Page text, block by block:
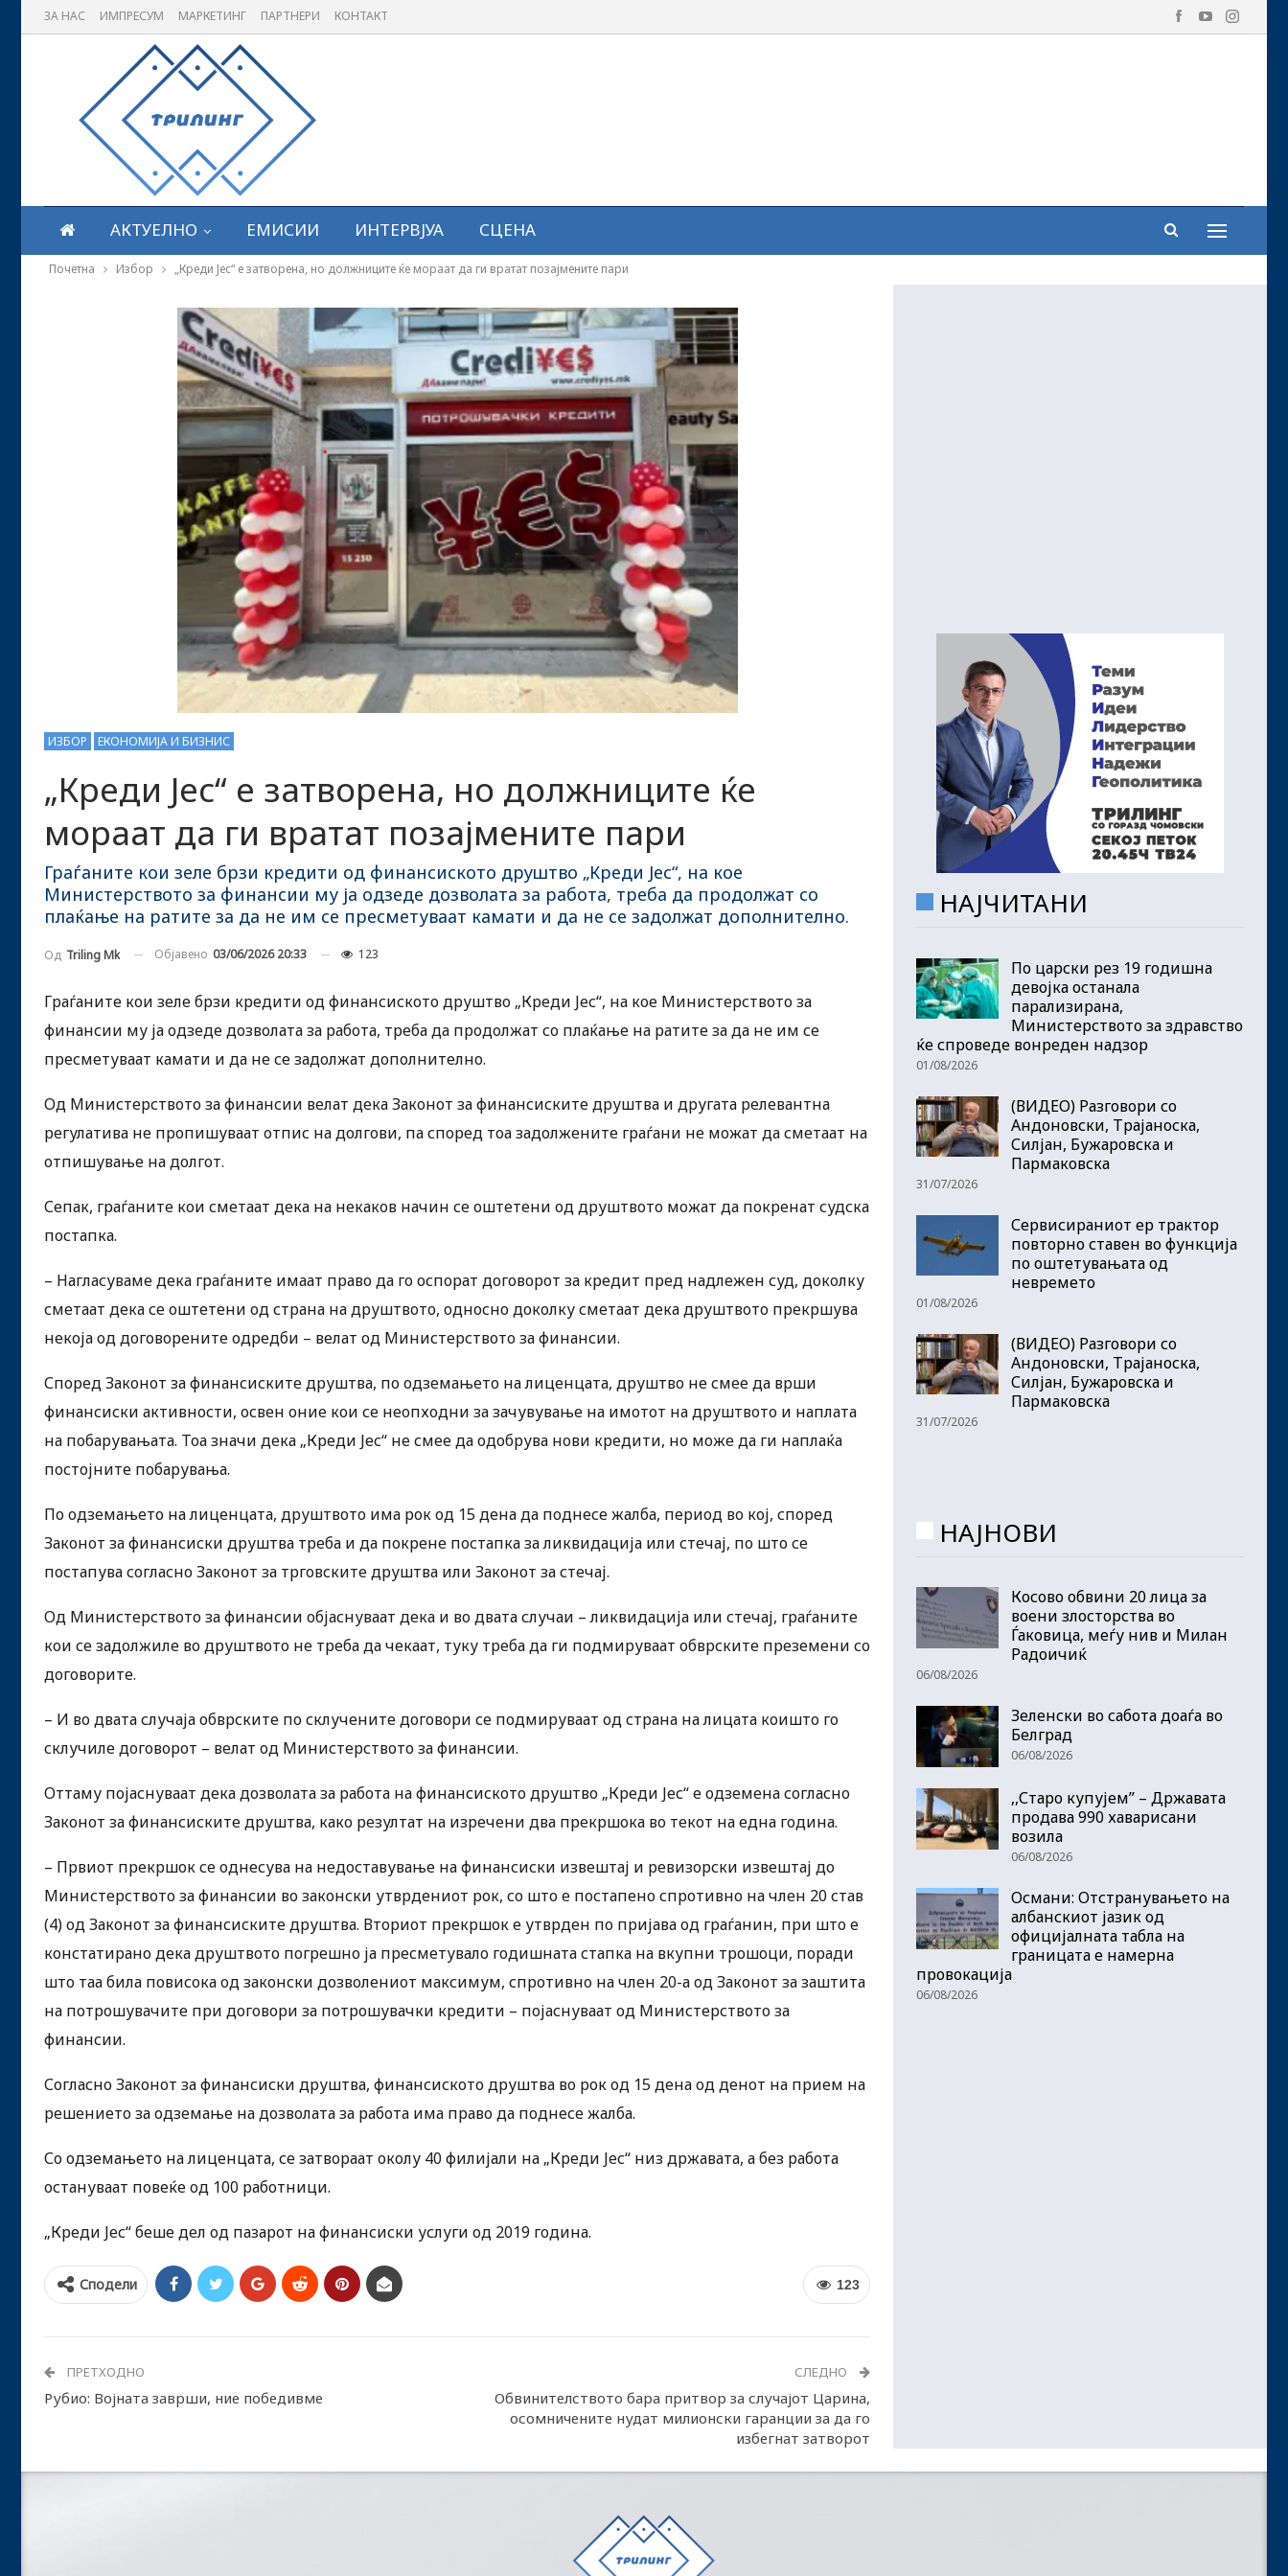
ЗА НАС ИМПРЕСУМ МАРКЕТИНГ ПАРТНЕРИ КОНТАКТ
АКТУЕЛНО ЕМИСИИ ИНТЕРВЈУА СЦЕНА
Почетна Избор „Креди Јес“ е затворена, но должниците ќе мораат да ги вратат позајмените пари
ИЗБОР ЕКОНОМИЈА И БИЗНИС
„Креди Јес“ е затворена, но должниците ќе
мораат да ги вратат позајмените пари
Граѓаните кои зеле брзи кредити од финансиското друштво „Креди Јес“, на кое
Министерството за финансии му ја одзеде дозволата за работа, треба да продолжат со
плаќање на ратите за да не им се пресметуваат камати и да не се задолжат дополнително.
Од Triling Mk Објавено 03/06/2026 20:33 123
Граѓаните кои зеле брзи кредити од финансиското друштво „Креди Јес“, на кое Министерството за
финансии му ја одзеде дозволата за работа, треба да продолжат со плаќање на ратите за да не им се
пресметуваат камати и да не се задолжат дополнително.
Од Министерството за финансии велат дека Законот за финансиските друштва и другата релевантна
регулатива не пропишуваат отпис на долгови, па според тоа задолжените граѓани не можат да сметаат на
отпишување на долгот.
Сепак, граѓаните кои сметаат дека на некаков начин се оштетени од друштвото можат да покренат судска
постапка.
– Нагласуваме дека граѓаните имаат право да го оспорат договорот за кредит пред надлежен суд, доколку
сметаат дека се оштетени од страна на друштвото, односно доколку сметаат дека друштвото прекршува
некоја од договорените одредби – велат од Министерството за финансии.
Според Законот за финансиските друштва, по одземањето на лиценцата, друштво не смее да врши
финансиски активности, освен оние кои се неопходни за зачувување на имотот на друштвото и наплата
на побарувањата. Тоа значи дека „Креди Јес“ не смее да одобрува нови кредити, но може да ги наплаќа
постојните побарувања.
По одземањето на лиценцата, друштвото има рок од 15 дена да поднесе жалба, период во кој, според
Законот за финансиски друштва треба и да покрене постапка за ликвидација или стечај, по што се
постапува согласно Законот за трговските друштва или Законот за стечај.
Од Министерството за финансии објаснуваат дека и во двата случаи – ликвидација или стечај, граѓаните
кои се задолжиле во друштвото не треба да чекаат, туку треба да ги подмируваат обврските преземени со
договорите.
– И во двата случаја обврските по склучените договори се подмируваат од страна на лицата коишто го
склучиле договорот – велат од Министерството за финансии.
Оттаму појаснуваат дека дозволата за работа на финансиското друштво „Креди Јес“ е одземена согласно
Законот за финансиските друштва, како резултат на изречени два прекршока во текот на една година.
– Првиот прекршок се однесува на недоставување на финансиски извештај и ревизорски извештај до
Министерството за финансии во законски утврдениот рок, со што е постапено спротивно на член 20 став
(4) од Законот за финансиските друштва. Вториот прекршок е утврден по пријава од граѓанин, при што е
констатирано дека друштвото погрешно ја пресметувало годишната стапка на вкупни трошоци, поради
што таа била повисока од законски дозволениот максимум, спротивно на член 20-а од Законот за заштита
на потрошувачите при договори за потрошувачки кредити – појаснуваат од Министерството за
финансии.
Согласно Законот за финансиски друштва, финансиското друштва во рок од 15 дена од денот на прием на
решението за одземање на дозволата за работа има право да поднесе жалба.
Со одземањето на лиценцата, се затвораат околу 40 филијали на „Креди Јес“ низ државата, а без работа
остануваат повеќе од 100 работници.
„Креди Јес“ беше дел од пазарот на финансиски услуги од 2019 година.
123
Сподели
ПРЕТХОДНО
Рубио: Војната заврши, ние победивме
СЛЕДНО
Обвинителството бара притвор за случајот Царина,
осомничените нудат милионски гаранции за да го
избегнат затворот
НАЈЧИТАНИ
По царски рез 19 годишна
девојка останала
парализирана,
Министерството за здравство
ќе спроведе вонреден надзор
01/08/2026
(ВИДЕО) Разговори со
Андоновски, Трајаноска,
Силјан, Бужаровска и
Пармаковска
31/07/2026
Сервисираниот ер трактор
повторно ставен во функција
по оштетувањата од
невремето
01/08/2026
(ВИДЕО) Разговори со
Андоновски, Трајаноска,
Силјан, Бужаровска и
Пармаковска
31/07/2026
НАЈНОВИ
Косово обвини 20 лица за
воени злосторства во
Ѓаковица, меѓу нив и Милан
Радоичиќ
06/08/2026
Зеленски во сабота доаѓа во
Белград
06/08/2026
,,Старо купујем” – Државата
продава 990 хаварисани
возила
06/08/2026
Османи: Отстранувањето на
албанскиот јазик од
официјалната табла на
границата е намерна
провокација
06/08/2026